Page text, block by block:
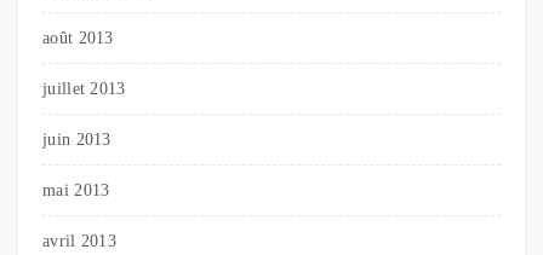
août 2013
juillet 2013
juin 2013
mai 2013
avril 2013